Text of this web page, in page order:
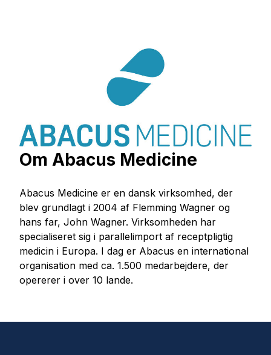
Om Abacus Medicine
Abacus Medicine er en dansk virksomhed, der
blev grundlagt i 2004 af Flemming Wagner og
hans far, John Wagner. Virksomheden har
specialiseret sig i parallelimport af receptpligtig
medicin i Europa. I dag er Abacus en international
organisation med ca. 1.500 medarbejdere, der
opererer i over 10 lande.